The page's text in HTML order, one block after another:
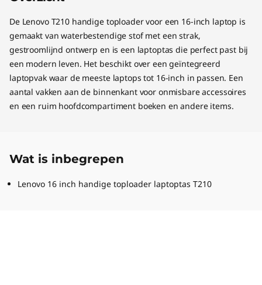
De Lenovo T210 handige toploader voor een 16-inch laptop is
gemaakt van waterbestendige stof met een strak,
gestroomlijnd ontwerp en is een laptoptas die perfect past bij
een modern leven. Het beschikt over een geïntegreerd
laptopvak waar de meeste laptops tot 16-inch in passen. Een
aantal vakken aan de binnenkant voor onmisbare accessoires
en een ruim hoofdcompartiment boeken en andere items.
Wat is inbegrepen
Lenovo 16 inch handige toploader laptoptas T210